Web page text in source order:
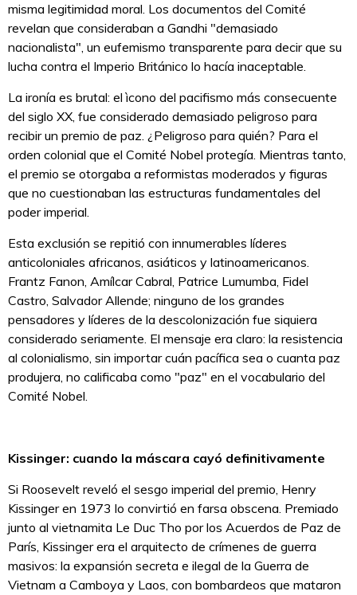
misma legitimidad moral. Los documentos del Comité
revelan que consideraban a Gandhi "demasiado
nacionalista", un eufemismo transparente para decir que su
lucha contra el Imperio Británico lo hacía inaceptable.
La ironía es brutal: el ìcono del pacifismo más consecuente
del siglo XX, fue considerado demasiado peligroso para
recibir un premio de paz. ¿Peligroso para quién? Para el
orden colonial que el Comité Nobel protegía. Mientras tanto,
el premio se otorgaba a reformistas moderados y figuras
que no cuestionaban las estructuras fundamentales del
poder imperial.
Esta exclusión se repitió con innumerables líderes
anticoloniales africanos, asiáticos y latinoamericanos.
Frantz Fanon, Amílcar Cabral, Patrice Lumumba, Fidel
Castro, Salvador Allende; ninguno de los grandes
pensadores y líderes de la descolonización fue siquiera
considerado seriamente. El mensaje era claro: la resistencia
al colonialismo, sin importar cuán pacífica sea o cuanta paz
produjera, no calificaba como "paz" en el vocabulario del
Comité Nobel.
Kissinger: cuando la máscara cayó definitivamente
Si Roosevelt reveló el sesgo imperial del premio, Henry
Kissinger en 1973 lo convirtió en farsa obscena. Premiado
junto al vietnamita Le Duc Tho por los Acuerdos de Paz de
París, Kissinger era el arquitecto de crímenes de guerra
masivos: la expansión secreta e ilegal de la Guerra de
Vietnam a Camboya y Laos, con bombardeos que mataron